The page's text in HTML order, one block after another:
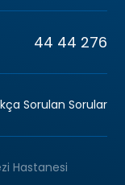
44 44 276
Sorulan Sorular
Hastanesi